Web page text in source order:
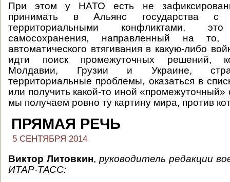
При этом у НАТО есть не
принимать в Альянс государства с
территориальными конфликтами,
самосохранения, направленный на то,
автоматического втягивания в какую-либо
идти поиск промежуточных решений,
Молдавии, Грузии и Украине,
территориальные проблемы, оказаться в
или получить какой-то иной
мы получаем ровно ту картину мира, против
ПРЯМАЯ РЕЧЬ
5 СЕНТЯБРЯ 2014
Виктор Литовкин, руководитель редакции
ИТАР-ТАСС: